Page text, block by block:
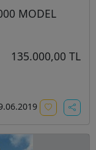
MODEL
135.000,00 TL